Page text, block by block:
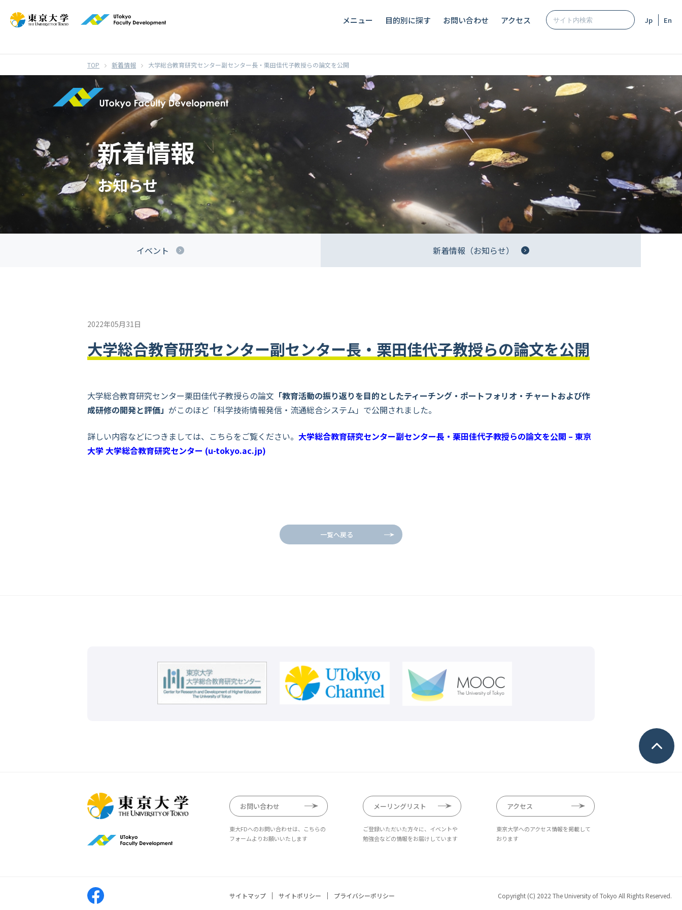
メニュー 目的別に探す お問い合わせ アクセス En
Jp
新着情報 大学総合教育研究センター副センター長・栗田佳代子教授らの論文を公開
新着情報
お知らせ
イベント 新着情報（お知らせ）
2022年05月31日
大学総合教育研究センター副センター長・栗田佳代子教授らの論文を公開
大学総合教育研究センター栗田佳代子教授らの論文 「教育活動の振り返りを目的としたティーチング・ポートフォリオ・チャートおよび作
成研修の開発と評価」 がこのほど「科学技術情報発信・流通総合システム」で公開されました。
詳しい内容などにつきましては、こちらをご覧ください。 大学総合教育研究センター副センター長・栗田佳代子教授らの論文を公開 – 東京
大学 大学総合教育研究センター (u-tokyo.ac.jp)
一覧へ戻る
お問い合わせ
東大FDへのお問い合わせは、こちらの
フォームよりお願いいたします
メーリングリスト
ご登録いただいた方々に、イベントや
勉強会などの情報をお届けしています
アクセス
東京大学へのアクセス情報を掲載して
おります
サイトマップ サイトポリシー プライバシーポリシー Copyright (C) 2022 The University of Tokyo All Rights Reserved.